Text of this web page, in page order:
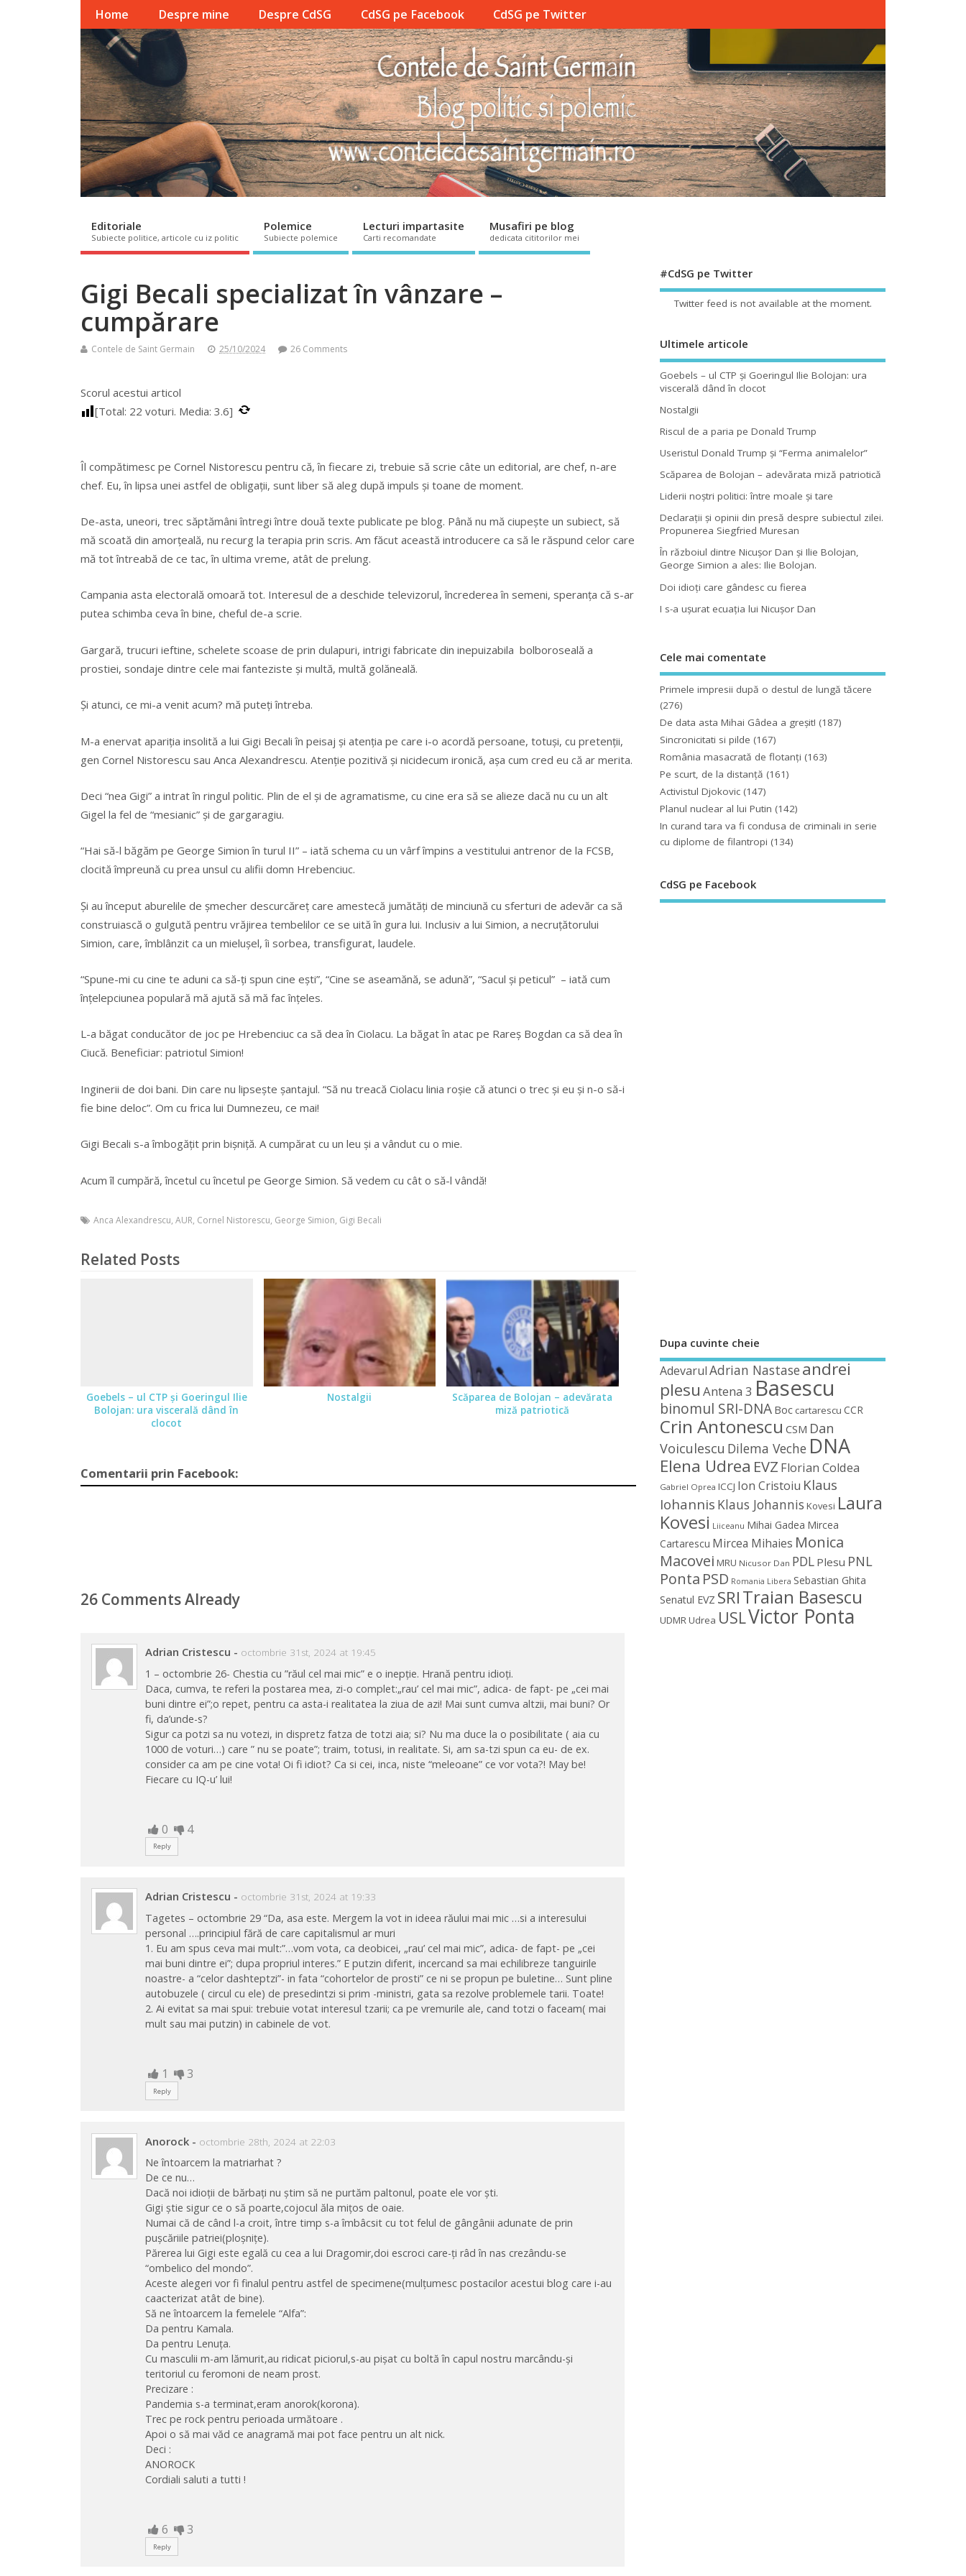
Home Despre mine Despre CdSG CdSG pe Facebook CdSG pe Twitter
Editoriale
Subiecte politice, articole cu iz politic
Polemice
Subiecte polemice
Lecturi impartasite
Carti recomandate
Musafiri pe blog
dedicata cititorilor mei
Gigi Becali specializat în vânzare –
cumpărare
Contele de Saint Germain 25/10/2024 26 Comments
Scorul acestui articol
[Total: 22 voturi. Media: 3.6]
Îl compătimesc pe Cornel Nistorescu pentru că, în fiecare zi, trebuie să scrie câte un editorial, are chef, n-are
chef. Eu, în lipsa unei astfel de obligaţii, sunt liber să aleg după impuls şi toane de moment.
De-asta, uneori, trec săptămâni întregi între două texte publicate pe blog. Până nu mă ciupeşte un subiect, să
mă scoată din amorţeală, nu recurg la terapia prin scris. Am făcut această introducere ca să le răspund celor care
mă tot întreabă de ce tac, în ultima vreme, atât de prelung.
Campania asta electorală omoară tot. Interesul de a deschide televizorul, încrederea în semeni, speranţa că s-ar
putea schimba ceva în bine, cheful de-a scrie.
Gargară, trucuri ieftine, schelete scoase de prin dulapuri, intrigi fabricate din inepuizabila bolboroseală a
prostiei, sondaje dintre cele mai fanteziste şi multă, multă golăneală.
Şi atunci, ce mi-a venit acum? mă puteţi întreba.
M-a enervat apariţia insolită a lui Gigi Becali în peisaj şi atenţia pe care i-o acordă persoane, totuşi, cu pretenţii,
gen Cornel Nistorescu sau Anca Alexandrescu. Atenţie pozitivă şi nicidecum ironică, aşa cum cred eu că ar merita.
Deci “nea Gigi” a intrat în ringul politic. Plin de el şi de agramatisme, cu cine era să se alieze dacă nu cu un alt
Gigel la fel de “mesianic” şi de gargaragiu.
“Hai să-l băgăm pe George Simion în turul II” – iată schema cu un vârf împins a vestitului antrenor de la FCSB,
clocită împreună cu prea unsul cu alifii domn Hrebenciuc.
Şi au început aburelile de şmecher descurcăreţ care amestecă jumătăţi de minciună cu sferturi de adevăr ca să
construiască o gulgută pentru vrăjirea tembelilor ce se uită în gura lui. Inclusiv a lui Simion, a necruţătorului
Simion, care, îmblânzit ca un mieluşel, îi sorbea, transfigurat, laudele.
“Spune-mi cu cine te aduni ca să-ţi spun cine eşti”, “Cine se aseamănă, se adună”, “Sacul şi peticul” – iată cum
înţelepciunea populară mă ajută să mă fac înţeles.
L-a băgat conducător de joc pe Hrebenciuc ca să dea în Ciolacu. La băgat în atac pe Rareş Bogdan ca să dea în
Ciucă. Beneficiar: patriotul Simion!
Inginerii de doi bani. Din care nu lipseşte şantajul. “Să nu treacă Ciolacu linia roşie că atunci o trec şi eu şi n-o să-i
fie bine deloc”. Om cu frica lui Dumnezeu, ce mai!
Gigi Becali s-a îmbogăţit prin bişniţă. A cumpărat cu un leu şi a vândut cu o mie.
Acum îl cumpără, încetul cu încetul pe George Simion. Să vedem cu cât o să-l vândă!
Anca Alexandrescu, AUR, Cornel Nistorescu, George Simion, Gigi Becali
Related Posts
Goebels – ul CTP şi Goeringul Ilie
Bolojan: ura viscerală dând în
clocot
Nostalgii
Scăparea de Bolojan – adevărata
miză patriotică
Comentarii prin Facebook:
26 Comments Already
Adrian Cristescu - octombrie 31st, 2024 at 19:45
1 – octombrie 26- Chestia cu ”răul cel mai mic” e o inepție. Hrană pentru idioți.
Daca, cumva, te referi la postarea mea, zi-o complet:„rau’ cel mai mic”, adica- de fapt- pe „cei mai
buni dintre ei”;o repet, pentru ca asta-i realitatea la ziua de azi! Mai sunt cumva altzii, mai buni? Or
fi, da’unde-s?
Sigur ca potzi sa nu votezi, in dispretz fatza de totzi aia; si? Nu ma duce la o posibilitate ( aia cu
1000 de voturi…) care ” nu se poate”; traim, totusi, in realitate. Si, am sa-tzi spun ca eu- de ex.
consider ca am pe cine vota! Oi fi idiot? Ca si cei, inca, niste “meleoane” ce vor vota?! May be!
Fiecare cu IQ-u’ lui!
0 4
Reply
Adrian Cristescu - octombrie 31st, 2024 at 19:33
Tagetes – octombrie 29 “Da, asa este. Mergem la vot in ideea răului mai mic …si a interesului
personal ….principiul fără de care capitalismul ar muri
1. Eu am spus ceva mai mult:”…vom vota, ca deobicei, „rau’ cel mai mic”, adica- de fapt- pe „cei
mai buni dintre ei”; dupa propriul interes.” E putzin diferit, incercand sa mai echilibreze tanguirile
noastre- a “celor dashteptzi”- in fata “cohortelor de prosti” ce ni se propun pe buletine… Sunt pline
autobuzele ( circul cu ele) de presedintzi si prim -ministri, gata sa rezolve problemele tarii. Toate!
2. Ai evitat sa mai spui: trebuie votat interesul tzarii; ca pe vremurile ale, cand totzi o faceam( mai
mult sau mai putzin) in cabinele de vot.
1 3
Reply
Anorock - octombrie 28th, 2024 at 22:03
Ne întoarcem la matriarhat ?
De ce nu…
Dacă noi idioții de bărbați nu știm să ne purtăm paltonul, poate ele vor ști.
Gigi știe sigur ce o să poarte,cojocul ăla mițos de oaie.
Numai că de când l-a croit, între timp s-a îmbâcsit cu tot felul de gângânii adunate de prin
pușcăriile patriei(ploșnițe).
Părerea lui Gigi este egală cu cea a lui Dragomir,doi escroci care-ți râd în nas crezându-se
“ombelico del mondo”.
Aceste alegeri vor fi finalul pentru astfel de specimene(mulțumesc postacilor acestui blog care i-au
caacterizat atât de bine).
Să ne întoarcem la femelele “Alfa”:
Da pentru Kamala.
Da pentru Lenuța.
Cu masculii m-am lămurit,au ridicat piciorul,s-au pişat cu boltă în capul nostru marcându-și
teritoriul cu feromoni de neam prost.
Precizare :
Pandemia s-a terminat,eram anorok(korona).
Trec pe rock pentru perioada următoare .
Apoi o să mai văd ce anagramă mai pot face pentru un alt nick.
Deci :
ANOROCK
Cordiali saluti a tutti !
6 3
Reply
#CdSG pe Twitter
Twitter feed is not available at the moment.
Ultimele articole
Goebels – ul CTP şi Goeringul Ilie Bolojan: ura
viscerală dând în clocot
Nostalgii
Riscul de a paria pe Donald Trump
Useristul Donald Trump şi “Ferma animalelor”
Scăparea de Bolojan – adevărata miză patriotică
Liderii noştri politici: între moale şi tare
Declaraţii şi opinii din presă despre subiectul zilei.
Propunerea Siegfried Muresan
În războiul dintre Nicuşor Dan şi Ilie Bolojan,
George Simion a ales: Ilie Bolojan.
Doi idioţi care gândesc cu fierea
I s-a uşurat ecuaţia lui Nicuşor Dan
Cele mai comentate
Primele impresii după o destul de lungă tăcere
(276)
De data asta Mihai Gâdea a greşit! (187)
Sincronicitati si pilde (167)
România masacrată de flotanţi (163)
Pe scurt, de la distanță (161)
Activistul Djokovic (147)
Planul nuclear al lui Putin (142)
In curand tara va fi condusa de criminali in serie
cu diplome de filantropi (134)
CdSG pe Facebook
Dupa cuvinte cheie
Adevarul Adrian Nastaseandrei
plesu Antena 3 Basescu
binomul SRI-DNA Boc cartarescu CCR
Crin Antonescu CSM Dan
Voiculescu Dilema Veche DNA
Elena Udrea EVZ Florian Coldea
Gabriel Oprea ICCJ Ion Cristoiu Klaus
Iohannis Klaus Johannis Kovesi Laura
Kovesi Liiceanu Mihai Gadea Mircea
Cartarescu Mircea Mihaies Monica
Macovei MRU Nicusor Dan PDL Plesu PNL
Ponta PSD Romania Libera Sebastian Ghita
Senatul EVZ SRITraian Basescu
UDMRUdrea USLVictor Ponta